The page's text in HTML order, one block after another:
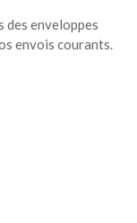
des enveloppes
envois courants.